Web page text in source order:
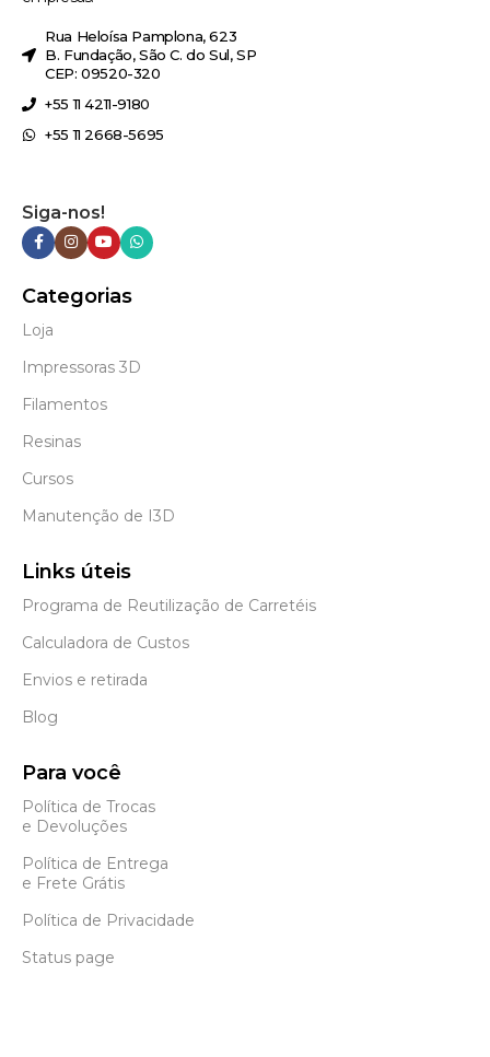
Rua Heloísa Pamplona, 623
B. Fundação, São C. do Sul, SP
CEP: 09520-320
+55 11 4211-9180
+55 11 2668-5695
Siga-nos!
Categorias
Loja
Impressoras 3D
Filamentos
Resinas
Cursos
Manutenção de I3D
Links úteis
Programa de Reutilização de Carretéis
Calculadora de Custos
Envios e retirada
Blog
Para você
Política de Trocas
e Devoluções
Política de Entrega
e Frete Grátis
Política de Privacidade
Status page